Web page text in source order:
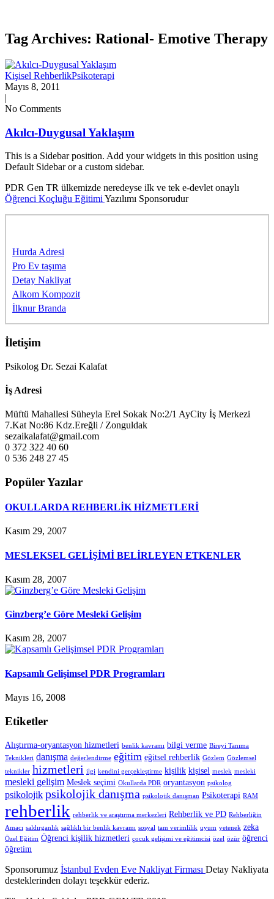
Tag Archives: Rational- Emotive Therapy
Kişisel RehberlikPsikoterapi
Mayıs 8, 2011
|
No Comments
Akılcı-Duygusal Yaklaşım
This is a Sidebar position. Add your widgets in this position using
Default Sidebar or a custom sidebar.
PDR Gen TR ülkemizde neredeyse ilk ve tek e-devlet onaylı
Öğrenci Koçluğu Eğitimi Yazılımı Sponsorudur
Hurda Adresi
Pro Ev taşıma
Detay Nakliyat
Alkom Kompozit
İlknur Branda
İletişim
Psikolog Dr. Sezai Kalafat
İş Adresi
Müftü Mahallesi Süheyla Erel Sokak No:2/1 AyCity İş Merkezi
7.Kat No:86 Kdz.Ereğli / Zonguldak
sezaikalafat@gmail.com
0 372 322 40 60
0 536 248 27 45
Popüler Yazılar
OKULLARDA REHBERLİK HİZMETLERİ
Kasım 29, 2007
MESLEKSEL GELİŞİMİ BELİRLEYEN ETKENLER
Kasım 28, 2007
Ginzberg’e Göre Mesleki Gelişim
Kasım 28, 2007
Kapsamlı Gelişimsel PDR Programları
Mayıs 16, 2008
Etiketler
Alıştırma-oryantasyon hizmetleri benlik kavramı bilgi verme Bireyi Tanıma
Teknikleri danışma değerlendirme eğitim eğitsel rehberlik Gözlem Gözlemsel
teknikler hizmetleri ilgi kendini gerçekleştirme kişilik kişisel meslek mesleki
mesleki gelişim Meslek seçimi Okullarda PDR oryantasyon psikolog
psikolojik psikolojik danışma psikolojik danışman Psikoterapi RAM
rehberlik rehberlik ve araştırma merkezleri Rehberlik ve PD Rehberliğin
Amacı saldırganlık sağlıklı bir benlik kavramı sosyal tam verimlilik uyum yetenek zeka
Özel Eğitim Öğrenci kişilik hizmetleri çocuk gelişimi ve eğitimcisi özel özür öğrenci
öğretim
Sponsorumuz İstanbul Evden Eve Nakliyat Firması Detay Nakliyata
desteklerinden dolayı teşekkür ederiz.